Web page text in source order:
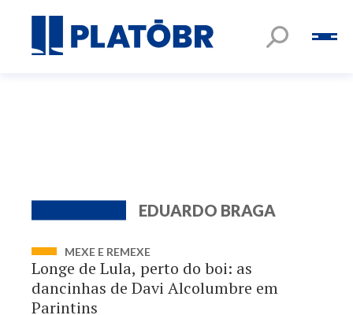
EDUARDO BRAGA
MEXE E REMEXE
Longe de Lula, perto do boi: as
dancinhas de Davi Alcolumbre em
Parintins